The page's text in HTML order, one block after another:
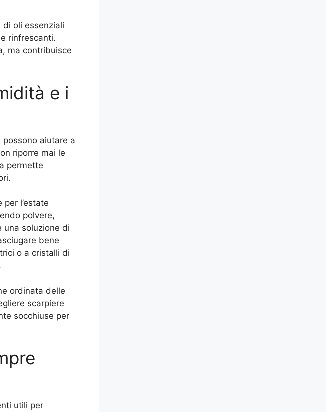
di oli essenziali
rinfrescanti.
ma contribuisce
e i
aiutare a
riporre mai le
permette
polvere,
una soluzione di
bene
o a cristalli di
ordinata delle
scarpiere
socchiuse per
utili per